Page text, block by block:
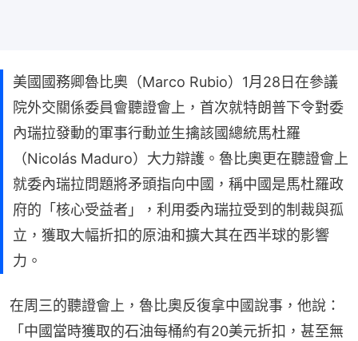
美國國務卿魯比奧（Marco Rubio）1月28日在參議
院外交關係委員會聽證會上，首次就特朗普下令對委
內瑞拉發動的軍事行動並生擒該國總統馬杜羅
（Nicolás Maduro）大力辯護。魯比奧更在聽證會上
就委內瑞拉問題將矛頭指向中國，稱中國是馬杜羅政
府的「核心受益者」，利用委內瑞拉受到的制裁與孤
立，獲取大幅折扣的原油和擴大其在西半球的影響
力。
在周三的聽證會上，魯比奧反復拿中國說事，他說：
「中國當時獲取的石油每桶約有20美元折扣，甚至無